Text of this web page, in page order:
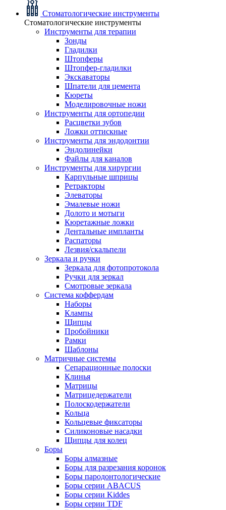
Стоматологические инструменты
Стоматологические инструменты
Инструменты для терапии
Зонды
Гладилки
Штопферы
Штопфер-гладилки
Экскаваторы
Шпатели для цемента
Кюреты
Моделировочные ножи
Инструменты для ортопедии
Расцветки зубов
Ложки оттискные
Инструменты для эндодонтии
Эндолинейки
Файлы для каналов
Инструменты для хирургии
Карпульные шприцы
Ретракторы
Элеваторы
Эмалевые ножи
Долото и мотыги
Кюретажные ложки
Дентальные импланты
Распаторы
Лезвия/скальпели
Зеркала и ручки
Зеркала для фотопротокола
Ручки для зеркал
Смотровые зеркала
Система коффердам
Наборы
Клампы
Щипцы
Пробойники
Рамки
Шаблоны
Матричные системы
Сепарационные полоски
Клинья
Матрицы
Матрицедержатели
Полоскодержатели
Кольца
Кольцевые фиксаторы
Силиконовые насадки
Щипцы для колец
Боры
Боры алмазные
Боры для разрезания коронок
Боры пародонтологические
Боры серии ABACUS
Боры серии Kiddes
Боры серии TDF